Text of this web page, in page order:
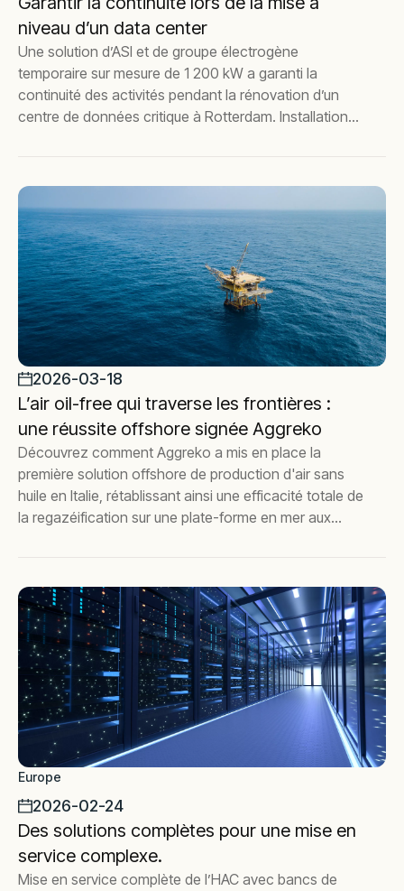
niveau d’un data center
Une solution d’ASI et de groupe électrogène
temporaire sur mesure de 1 200 kW a garanti la
continuité des activités pendant la rénovation d’un
centre de données critique à Rotterdam. Installation
fiabilité à long terme.
2026-03-18
L’air oil-free qui traverse les frontières :
une réussite offshore signée Aggreko
Découvrez comment Aggreko a mis en place la
première solution offshore de production d'air sans
huile en Italie, rétablissant ainsi une efficacité totale de
la regazéification sur une plate-forme en mer aux
Europe
2026-02-24
Des solutions complètes pour une mise en
service complexe.
Mise en service complète de l’HAC avec bancs de